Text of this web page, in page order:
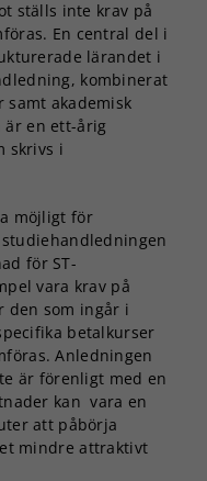
ställs inte krav på
En central del i
lärandet i
kombinerat
akademisk
är en ett-årig
skrivs i
möjligt för
för ST-
vara krav på
den som ingår i
betalkurser
Anledningen
är förenligt med en
kan vara en
att påbörja
mindre attraktivt